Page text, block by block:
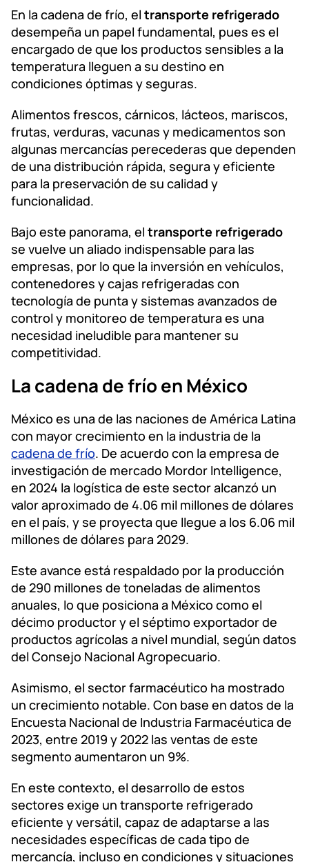
En la cadena de frío, el transporte refrigerado
desempeña un papel fundamental, pues es el
encargado de que los productos sensibles a la
temperatura lleguen a su destino en
condiciones óptimas y seguras.
Alimentos frescos, cárnicos, lácteos, mariscos,
frutas, verduras, vacunas y medicamentos son
algunas mercancías perecederas que dependen
de una distribución rápida, segura y eficiente
para la preservación de su calidad y
funcionalidad.
Bajo este panorama, el transporte refrigerado
se vuelve un aliado indispensable para las
empresas, por lo que la inversión en vehículos,
contenedores y cajas refrigeradas con
tecnología de punta y sistemas avanzados de
control y monitoreo de temperatura es una
necesidad ineludible para mantener su
competitividad.
La cadena de frío en México
México es una de las naciones de América Latina
con mayor crecimiento en la industria de la
cadena de frío. De acuerdo con la empresa de
investigación de mercado Mordor Intelligence,
en 2024 la logística de este sector alcanzó un
valor aproximado de 4.06 mil millones de dólares
en el país, y se proyecta que llegue a los 6.06 mil
millones de dólares para 2029.
Este avance está respaldado por la producción
de 290 millones de toneladas de alimentos
anuales, lo que posiciona a México como el
décimo productor y el séptimo exportador de
productos agrícolas a nivel mundial, según datos
del Consejo Nacional Agropecuario.
Asimismo, el sector farmacéutico ha mostrado
un crecimiento notable. Con base en datos de la
Encuesta Nacional de Industria Farmacéutica de
2023, entre 2019 y 2022 las ventas de este
segmento aumentaron un 9%.
En este contexto, el desarrollo de estos
sectores exige un transporte refrigerado
eficiente y versátil, capaz de adaptarse a las
necesidades específicas de cada tipo de
mercancía, incluso en condiciones y situaciones